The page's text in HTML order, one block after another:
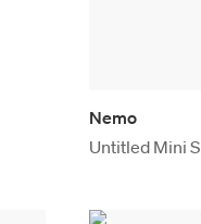
Nemo
Untitled Mini